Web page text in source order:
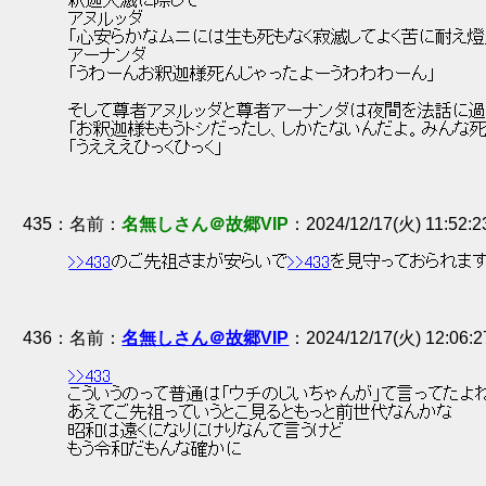
アヌルッダ
「心安らかなムニには生も死もなく寂滅してよく苦に耐え
アーナンダ
「うわーんお釈迦様死んじゃったよーうわわわーん」
そして尊者アヌルッダと尊者アーナンダは夜間を法話に
「お釈迦様ももうトシだったし、しかたないんだよ。みんな
「うえええひっくひっく」
435 ： 名無しさん＠故郷VIP 2024/12/17(火)
>>433のご先祖さまが安らいで>>433を見守っておられま
436 ： 名無しさん＠故郷VIP 2024/12/17(火)
>>433
こういうのって普通は「ウチのじいちゃんが」て言ってたよ
あえてご先祖っていうとこ見るともっと前世代なんかな
昭和は遠くになりにけりなんて言うけど
もう令和だもんな確かに